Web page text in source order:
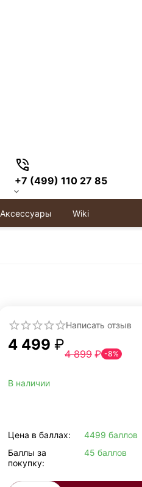
+7 (499) 110 27 85
Аксессуары Wiki
Написать отзыв
4 499 ₽
4 899 ₽ -8%
В наличии
Цена в баллах:
4499 баллов
Баллы за
покупку:
45 баллов